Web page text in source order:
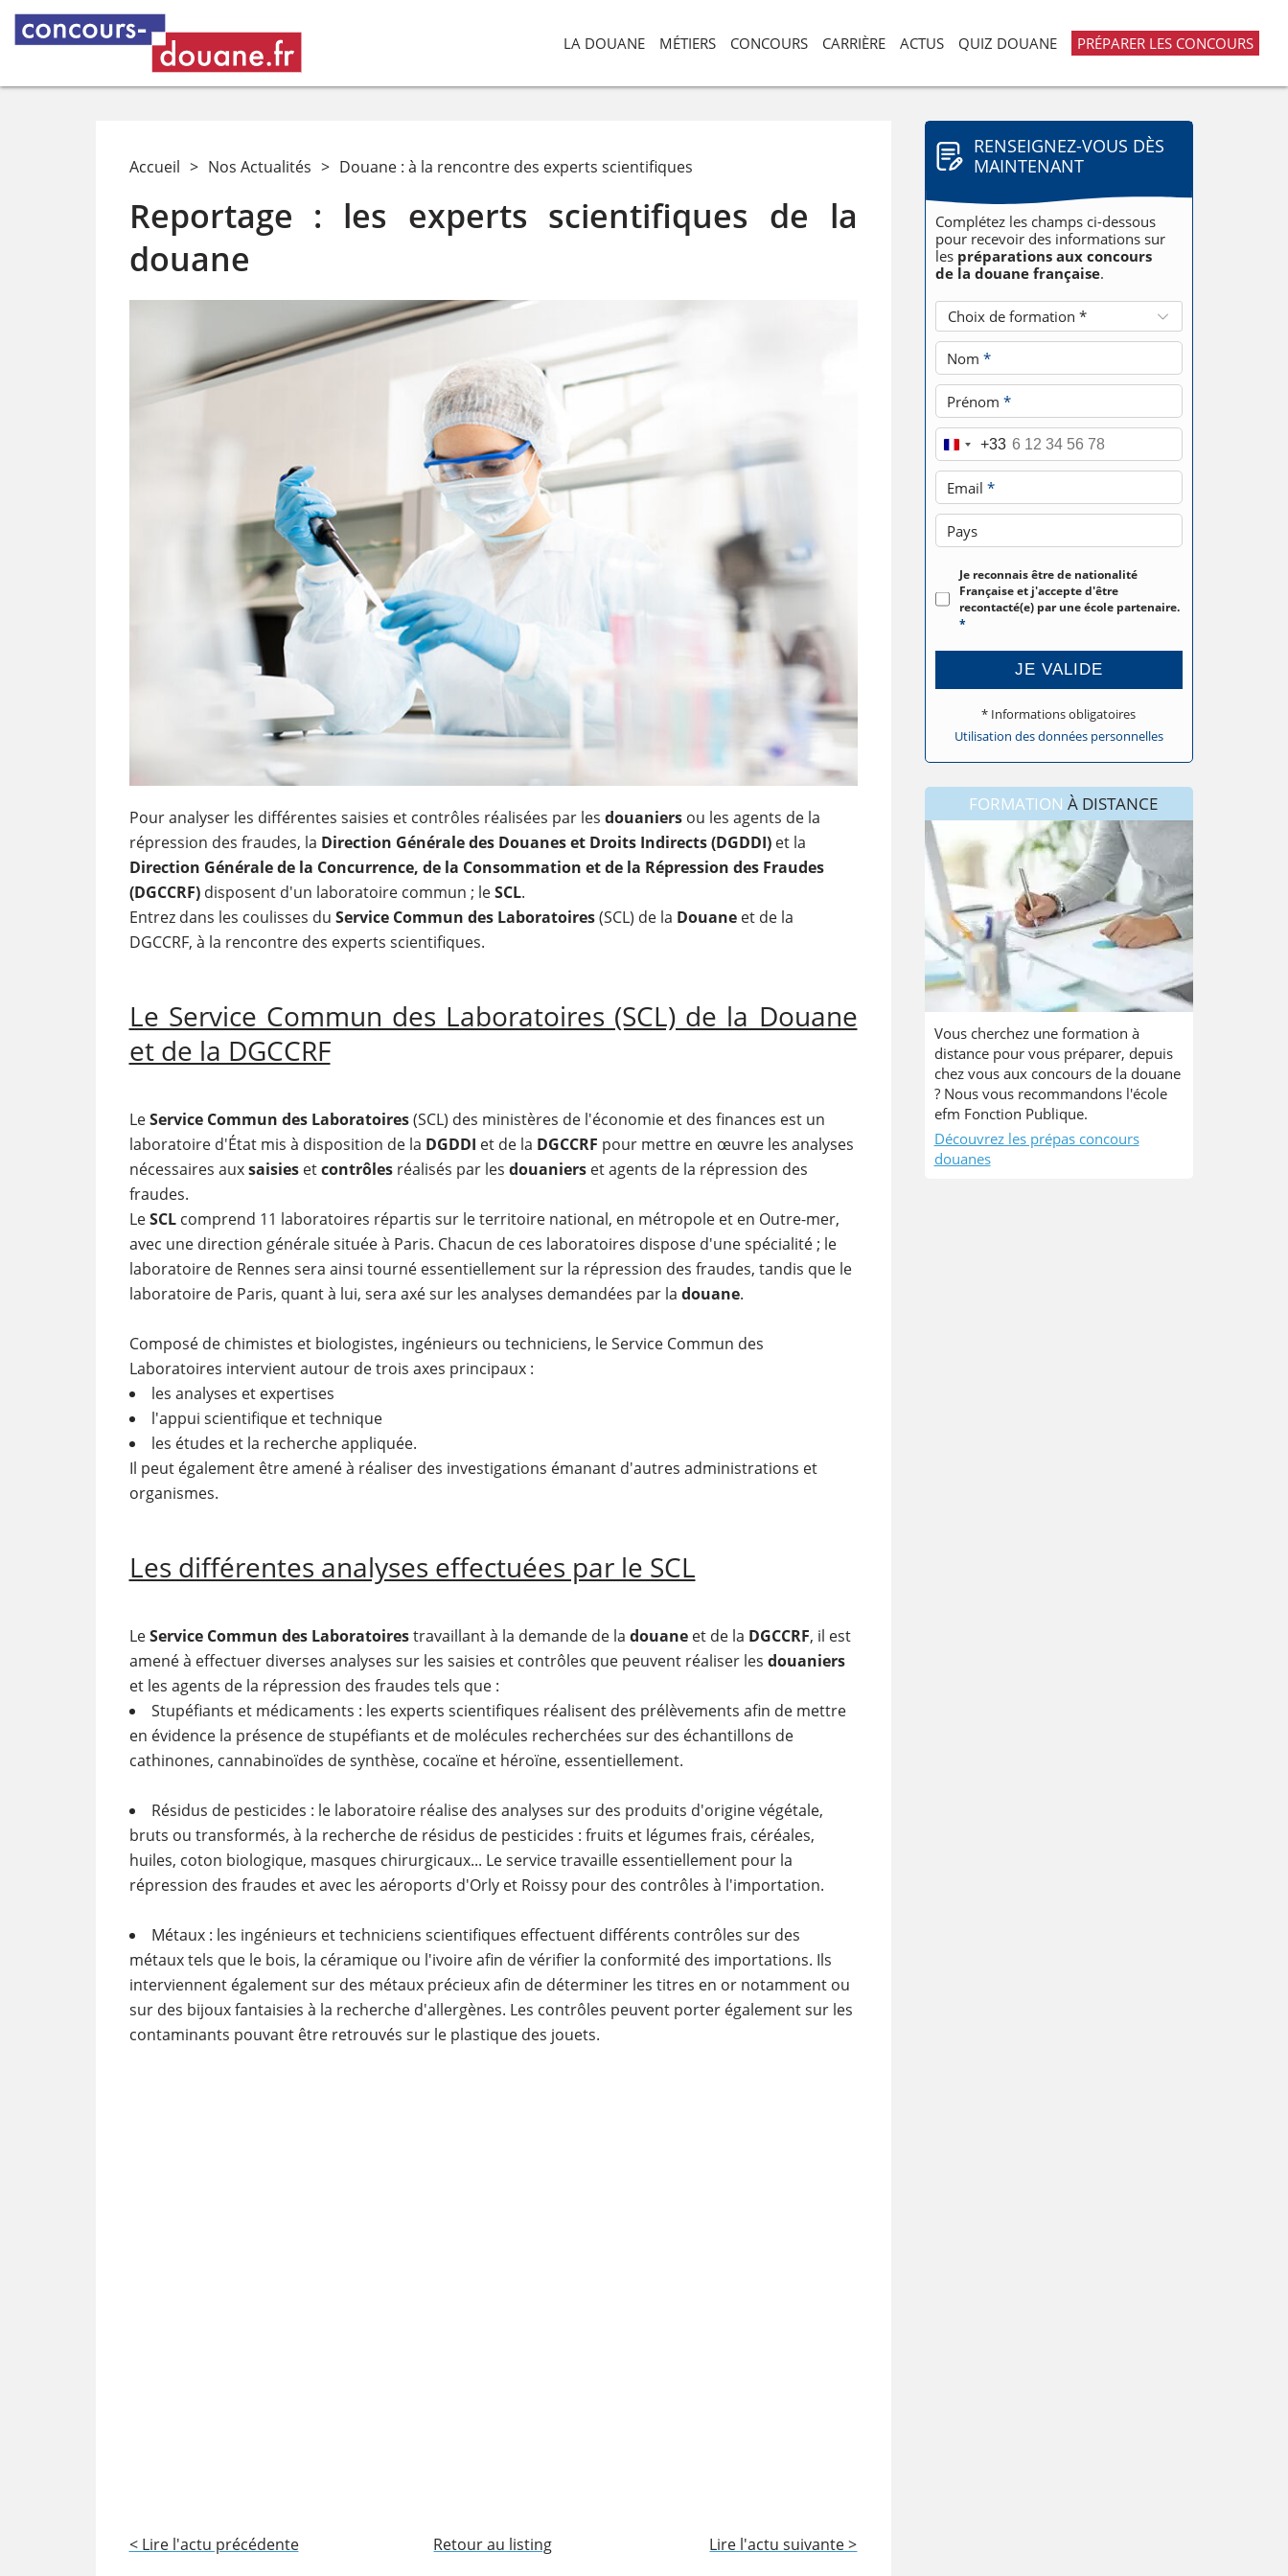
LA DOUANE MÉTIERS CONCOURS CARRIÈRE ACTUS QUIZ DOUANE PRÉPARER LES CONCOURS
Accueil > Nos Actualités > Douane : à la rencontre des experts scientifiques
Reportage : les experts scientifiques de la
douane
Pour analyser les différentes saisies et contrôles réalisées par les douaniersou les agents de la
répression des fraudes, la Direction Générale des Douanes et Droits Indirects (DGDDI)et la
Direction Générale de la Concurrence, de la Consommation et de la Répression des Fraudes
(DGCCRF) disposent d'un laboratoire commun ; leSCL.
Entrez dans les coulisses du Service Commun des Laboratoires(SCL) de la Douaneet de la
DGCCRF, à la rencontre des experts scientifiques.
Le Service Commun des Laboratoires (SCL) de la Douane
et de la DGCCRF
LeService Commun des Laboratoires(SCL) des ministères de l'économie et des finances est un
laboratoire d'État mis à disposition de la DGDDI et de la DGCCRF pour mettre en œuvre les analyses
nécessaires auxsaisiesetcontrôlesréalisés par les douanierset agents de la répression des
fraudes.
LeSCLcomprend 11 laboratoires répartis sur le territoire national, en métropole et en Outre-mer,
avec une direction générale située à Paris. Chacun de ces laboratoires dispose d'une spécialité ; le
laboratoire de Rennes sera ainsi tourné essentiellement sur la répression des fraudes, tandis que le
laboratoire de Paris, quant à lui, sera axé sur les analyses demandées par la douane.
Composé de chimistes et biologistes, ingénieurs ou techniciens, le Service Commun des
Laboratoires intervient autour de trois axes principaux :
les analyses et expertises
l'appui scientifique et technique
les études et la recherche appliquée.
Il peut également être amené à réaliser des investigations émanant d'autres administrations et
organismes.
Les différentes analyses effectuées par le SCL
LeService Commun des Laboratoirestravaillant à la demande de la douaneet de la DGCCRF, il est
amené à effectuer diverses analyses sur les saisies et contrôles que peuvent réaliser les douaniers
et les agents de la répression des fraudes tels que :
Stupéfiants et médicaments : les experts scientifiques réalisent des prélèvements afin de mettre
en évidence la présence de stupéfiants et de molécules recherchées sur des échantillons de
cathinones, cannabinoïdes de synthèse, cocaïne et héroïne, essentiellement.
Résidus de pesticides : le laboratoire réalise des analyses sur des produits d'origine végétale,
bruts ou transformés, à la recherche de résidus de pesticides : fruits et légumes frais, céréales,
huiles, coton biologique, masques chirurgicaux... Le service travaille essentiellement pour la
répression des fraudes et avec les aéroports d'Orly et Roissy pour des contrôles à l'importation.
Métaux : les ingénieurs et techniciens scientifiques effectuent différents contrôles sur des
métaux tels que le bois, la céramique ou l'ivoire afin de vérifier la conformité des importations. Ils
interviennent également sur des métaux précieux afin de déterminer les titres en or notamment ou
sur des bijoux fantaisies à la recherche d'allergènes. Les contrôles peuvent porter également sur les
contaminants pouvant être retrouvés sur le plastique des jouets.
< Lire l'actu précédente Retour au listing Lire l'actu suivante >
RENSEIGNEZ-VOUS DÈS
MAINTENANT
Complétez les champs ci-dessous
pour recevoir des informations sur
les préparations aux concours
de la douane française.
Choix de formation *
Nom *
Prénom *
Téléphone*
+33
Email *
Pays
Je reconnais être de nationalité
Française et j'accepte d'être
recontacté(e) par une école partenaire.
*
JE VALIDE
* Informations obligatoires
Utilisation des données personnelles
FORMATION À DISTANCE
Vous cherchez une formation à
distance pour vous préparer, depuis
chez vous aux concours de la douane
? Nous vous recommandons l'école
efm Fonction Publique.
Découvrez les prépas concours
douanes